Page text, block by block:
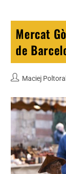
Mercat
de
Maciej